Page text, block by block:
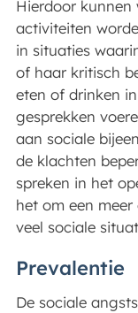
Hierdoor kunnen
activiteiten
in situaties
of haar kritisch
eten of drinken
gesprekken
aan sociale
de klachten
spreken in het
het om een
veel sociale
Prevalentie
De sociale